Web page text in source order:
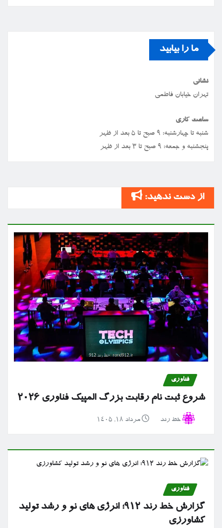
ما را بیابید
نشانی
تهران خیابان فاطمی
ساعت کاری
شنبه تا چهارشنبه: ۹ صبح تا ۵ بعد از ظهر
پنجشنبه و جمعه: ۹ صبح تا ۳ بعد از ظهر
از دست ندهید:
فناوری
شروع ثبت نام رقابت بزرگ المپیک فناوری ۲۰۲۶
خط رند مرداد ۱۸, ۱۴۰۵
فناوری
گزارش خط رند ۹۱۲؛ انرژی های نو و رشد تولید
کشاورزی